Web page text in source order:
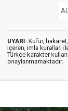
UYARI: Küfür,
içeren, imla kuralları
Türkçe karakter
onaylanmamaktadır.